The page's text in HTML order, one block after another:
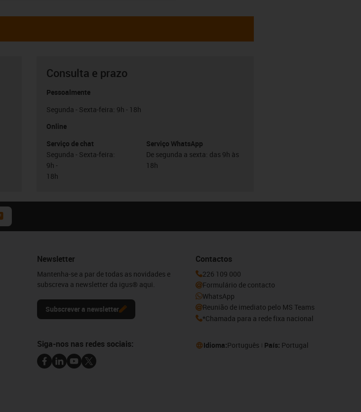
Consulta e prazo
Pessoalmente
Segunda - Sexta-feira: 9h - 18h
Online
Serviço de chat
Segunda - Sexta-feira:
9h -
18h
Serviço WhatsApp
De segunda a sexta: das 9h às
18h
Newsletter
Mantenha-se a par de todas as novidades e
subscreva a newsletter da igus® aqui.
Subscrever a newsletter
Contactos
226 109 000
Formulário de contacto
WhatsApp
Reunião de imediato pelo MS Teams
*Chamada para a rede fixa nacional
Siga-nos nas redes sociais: Idioma:Português País: Portugal